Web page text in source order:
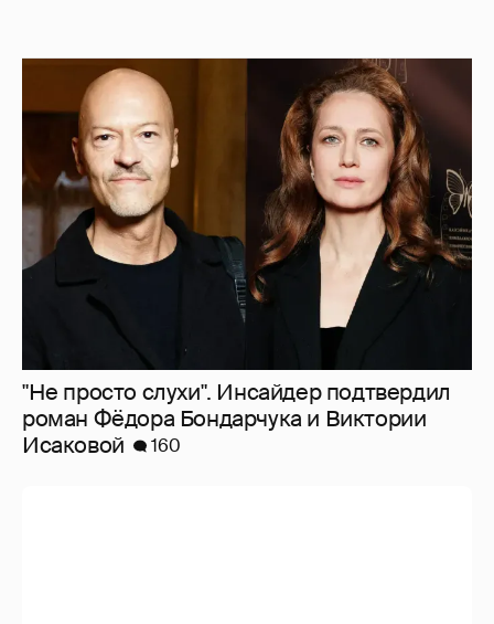
"Не просто слухи". Инсайдер подтвердил
роман Фёдора Бондарчука и Виктории
Исаковой
160